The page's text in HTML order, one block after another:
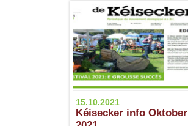
15.10.2021
Kéisecker info Oktober